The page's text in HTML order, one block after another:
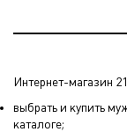
Интернет-магазин
выбрать и купить
каталоге;